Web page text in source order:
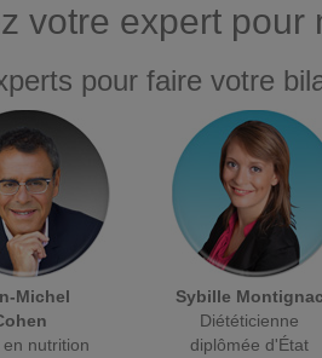
votre expert pour
pour faire votre
Michel
en nutrition
Sybille Montignac
Diététicienne
diplômée d'État